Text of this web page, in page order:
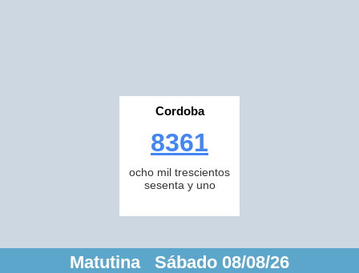
Cordoba
8361
ocho mil trescientos
sesenta y uno
Matutina Sábado 08/08/26